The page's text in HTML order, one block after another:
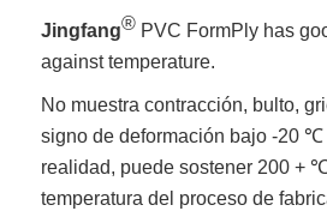
Jingfang® PVC FormPly has
against temperature.
No muestra contracción, bulto,
signo de deformación bajo -20
realidad, puede sostener 200 +
temperatura del proceso de